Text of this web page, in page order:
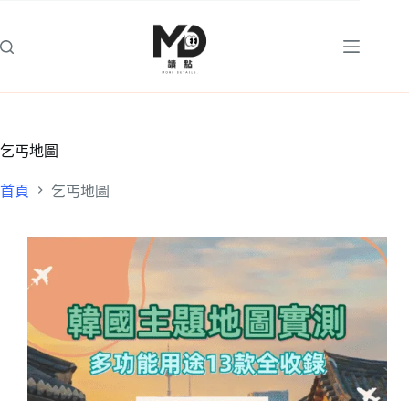
主
乞丐地圖
首頁 乞丐地圖